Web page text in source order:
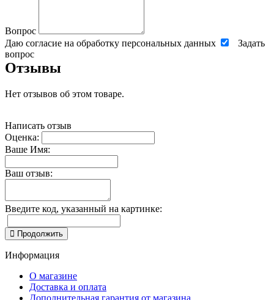
Вопрос
Даю согласие на обработку персональных данных
Задать
вопрос
Отзывы
Нет отзывов об этом товаре.
Написать отзыв
Оценка:
Ваше Имя:
Ваш отзыв:
Введите код, указанный на картинке:
Продолжить
Информация
О магазине
Доставка и оплата
Дополнительная гарантия от магазина